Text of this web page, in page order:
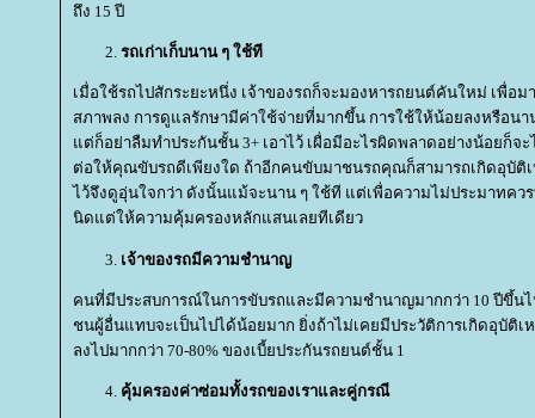
ถึง 15 ปี
รถเก่าเก็บนาน ๆ ใช้ที
เมื่อใช้รถไปสักระยะหนึ่ง เจ้าของรถก็จะมองหารถยนต์คันใหม่ เพื่อ
สภาพลง การดูแลรักษามีค่าใช้จ่ายที่มากขึ้น การใช้ให้น้อยลงหรือน
ต่ก็อย่าลืมทำประกันชั้น 3+ เอาไว้ เผื่อมีอะไรผิดพลาดอย่างน้อยก็จะ
ต่อให้คุณขับรถดีเพียงใด ถ้าอีกคนขับมาชนรถคุณก็สามารถเกิดอุบัติเ
ไว้จึงดูอุ่นใจกว่า ดังนั้นแม้จะนาน ๆ ใช้ที แต่เพื่อความไม่ประมาทค
นิดแต่ให้ความคุ้มครองหลักแสนเลยทีเดียว
เจ้าของรถมีความชำนาญ
คนที่มีประสบการณ์ในการขับรถและมีความชำนาญมากกว่า 10 ปีขึ้นไ
ชนผู้อื่นแทบจะเป็นไปได้น้อยมาก ยิ่งถ้าไม่เคยมีประวัติการเกิดอุบัติ
ลงไปมากกว่า 70-80% ของเบี้ยประกันรถยนต์ชั้น 1
คุ้มครองค่าซ่อมทั้งรถของเราและคู่กรณี